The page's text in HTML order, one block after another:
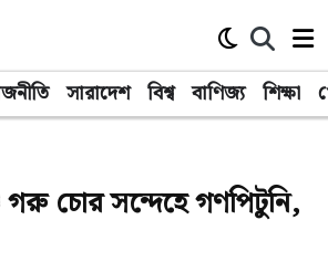
সারাদেশ বিশ্ব বাণিজ্য শিক্ষা
গরু চোর সন্দেহে গণপিটুনি,